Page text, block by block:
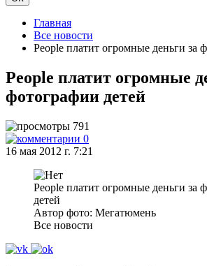
Главная
Все новости
People платит огромные деньги за
People платит огромные
фотографии детей
791
0
16 мая 2012 г. 7:21
People платит огромные деньги за
детей
Автор фото: Мегатюмень
Все новости